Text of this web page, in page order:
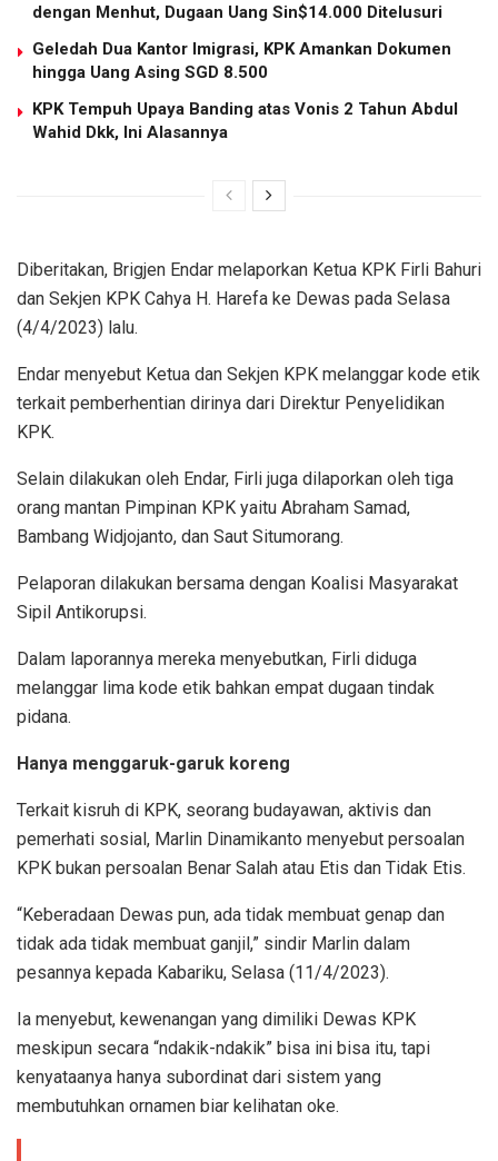
dengan Menhut, Dugaan Uang Sin$14.000 Ditelusuri
Geledah Dua Kantor Imigrasi, KPK Amankan Dokumen
hingga Uang Asing SGD 8.500
KPK Tempuh Upaya Banding atas Vonis 2 Tahun Abdul
Wahid Dkk, Ini Alasannya
Diberitakan, Brigjen Endar melaporkan Ketua KPK Firli Bahuri
dan Sekjen KPK Cahya H. Harefa ke Dewas pada Selasa
(4/4/2023) lalu.
Endar menyebut Ketua dan Sekjen KPK melanggar kode etik
terkait pemberhentian dirinya dari Direktur Penyelidikan
KPK.
Selain dilakukan oleh Endar, Firli juga dilaporkan oleh tiga
orang mantan Pimpinan KPK yaitu Abraham Samad,
Bambang Widjojanto, dan Saut Situmorang.
Pelaporan dilakukan bersama dengan Koalisi Masyarakat
Sipil Antikorupsi.
Dalam laporannya mereka menyebutkan, Firli diduga
melanggar lima kode etik bahkan empat dugaan tindak
pidana.
Hanya menggaruk-garuk koreng
Terkait kisruh di KPK, seorang budayawan, aktivis dan
pemerhati sosial, Marlin Dinamikanto menyebut persoalan
KPK bukan persoalan Benar Salah atau Etis dan Tidak Etis.
“Keberadaan Dewas pun, ada tidak membuat genap dan
tidak ada tidak membuat ganjil,” sindir Marlin dalam
pesannya kepada Kabariku, Selasa (11/4/2023).
Ia menyebut, kewenangan yang dimiliki Dewas KPK
meskipun secara “ndakik-ndakik” bisa ini bisa itu, tapi
kenyataanya hanya subordinat dari sistem yang
membutuhkan ornamen biar kelihatan oke.